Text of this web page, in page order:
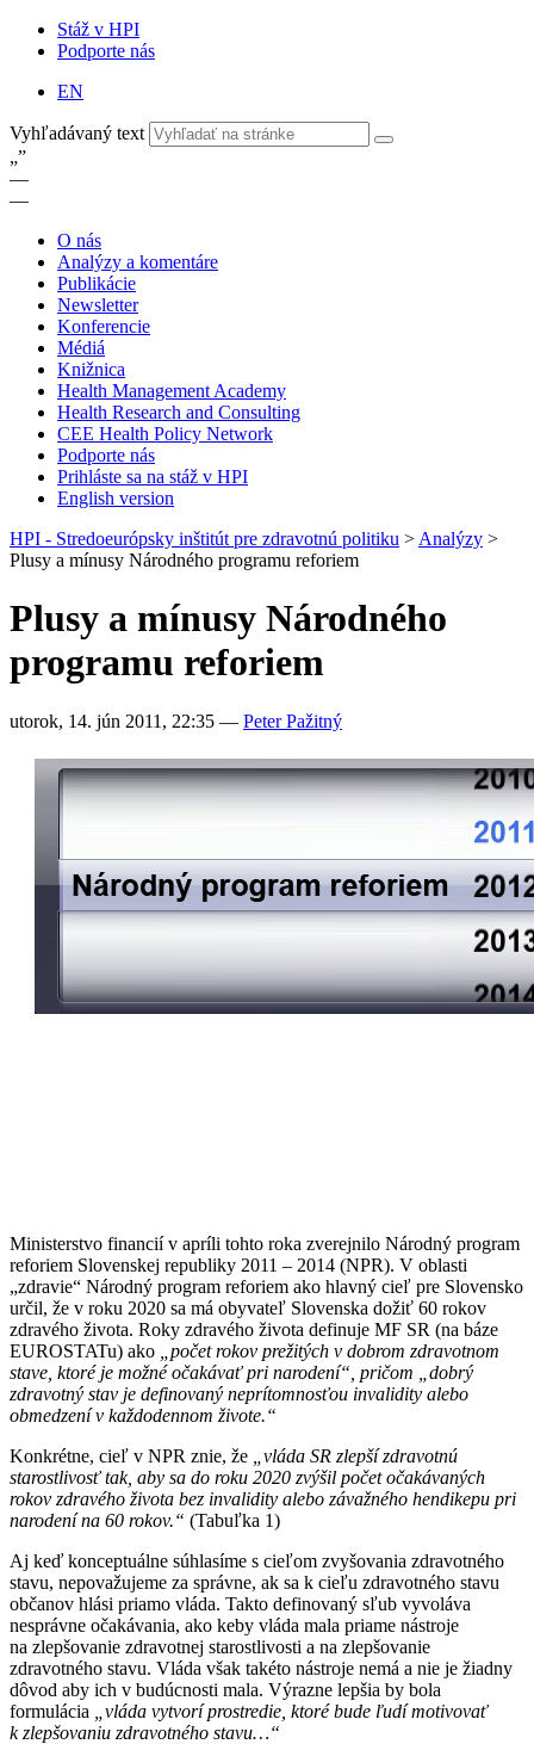
Stáž v HPI
Podporte nás
EN
Vyhľadávaný text
„”
—
—
O nás
Analýzy a komentáre
Publikácie
Newsletter
Konferencie
Médiá
Knižnica
Health Management Academy
Health Research and Consulting
CEE Health Policy Network
Podporte nás
Prihláste sa na stáž v HPI
English version
HPI - Stredoeurópsky inštitút pre zdravotnú politiku > Analýzy >
Plusy a mínusy Národného programu reforiem
Plusy a mínusy Národného
programu reforiem
utorok, 14. jún 2011, 22:35 — Peter Pažitný
Ministerstvo financií v apríli tohto roka zverejnilo Národný program
reforiem Slovenskej republiky 2011 – 2014 (NPR). V oblasti
„zdravie“ Národný program reforiem ako hlavný cieľ pre Slovensko
určil, že v roku 2020 sa má obyvateľ Slovenska dožiť 60 rokov
zdravého života. Roky zdravého života definuje MF SR (na báze
EUROSTATu) ako
„počet rokov prežitých v dobrom zdravotnom
stave, ktoré je možné očakávať pri narodení“, pričom „dobrý
zdravotný stav je definovaný neprítomnosťou invalidity alebo
obmedzení v každodennom živote.“
Konkrétne, cieľ v NPR znie, že
„vláda SR zlepší zdravotnú
starostlivosť tak, aby sa do roku 2020 zvýšil počet očakávaných
rokov zdravého života bez invalidity alebo závažného hendikepu pri
narodení na 60 rokov.“ (Tabuľka 1)
Aj keď konceptuálne súhlasíme s cieľom zvyšovania zdravotného
stavu, nepovažujeme za správne, ak sa k cieľu zdravotného stavu
občanov hlási priamo vláda. Takto definovaný sľub vyvoláva
nesprávne očakávania, ako keby vláda mala priame nástroje
na zlepšovanie zdravotnej starostlivosti a na zlepšovanie
zdravotného stavu. Vláda však takéto nástroje nemá a nie je žiadny
dôvod aby ich v budúcnosti mala. Výrazne lepšia by bola
formulácia
„vláda vytvorí prostredie, ktoré bude ľudí motivovať
k zlepšovaniu zdravotného stavu…“